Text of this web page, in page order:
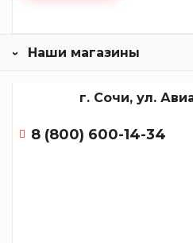
Наши магазины
г. Сочи, ул.
8 (800) 600-14-34